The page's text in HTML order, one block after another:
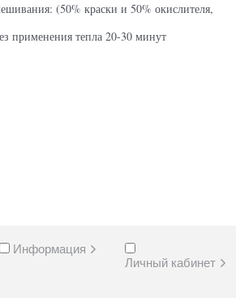
(50% краски и 50% окислителя,
применения тепла 20-30 минут
Информация
Личный кабинет